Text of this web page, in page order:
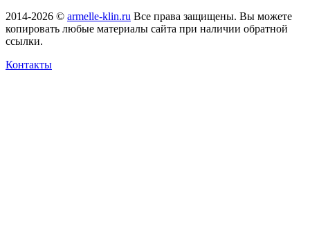
2014-2026 © armelle-klin.ru Все права защищены. Вы можете
копировать любые материалы сайта при наличии обратной
ссылки.
Контакты